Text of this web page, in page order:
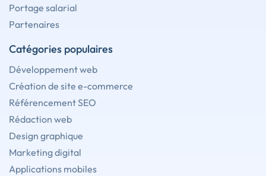
Portage salarial
Partenaires
Catégories populaires
Développement web
Création de site e-commerce
Référencement SEO
Rédaction web
Design graphique
Marketing digital
Applications mobiles